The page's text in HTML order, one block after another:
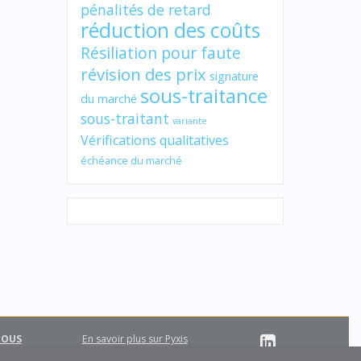
pénalités de retard
réduction des coûts
Résiliation pour faute
révision des prix signature
du marché sous-traitance
sous-traitant variante
Vérifications qualitatives
échéance du marché
En savoir plus sur Pyxis